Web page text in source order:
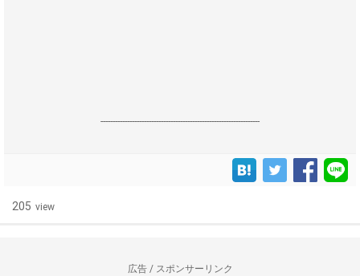
------------------------------------------------------------------
205 view
広告 / スポンサーリンク